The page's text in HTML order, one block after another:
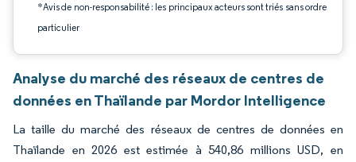
*Avis de non-responsabilité : les principaux acteurs sont triés sans ordre
particulier
Analyse du marché des réseaux de centres de
données en Thaïlande par Mordor Intelligence
La taille du marché des réseaux de centres de données en
Thaïlande en 2026 est estimée à 540,86 millions USD, en